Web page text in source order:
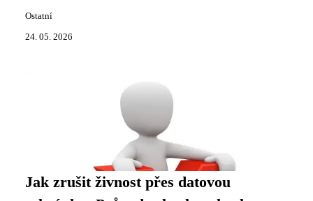
Ostatní
24. 05. 2026
Jak zrušit živnost přes datovou